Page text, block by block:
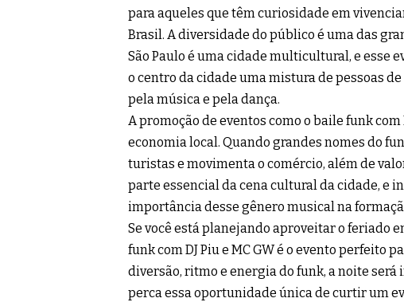
para aqueles que têm curiosidade em
Brasil. A diversidade do público é uma das
São Paulo é uma cidade multicultural, e esse
o centro da cidade uma mistura de pessoas
pela música e pela dança.
A promoção de eventos como o baile funk
economia local. Quando grandes nomes do
turistas e movimenta o comércio, além de
parte essencial da cena cultural da cidade, e
importância desse gênero musical na
Se você está planejando aproveitar o feriado
funk com DJ Piu e MC GW é o evento perfeito
diversão, ritmo e energia do funk, a noite
perca essa oportunidade única de curtir um